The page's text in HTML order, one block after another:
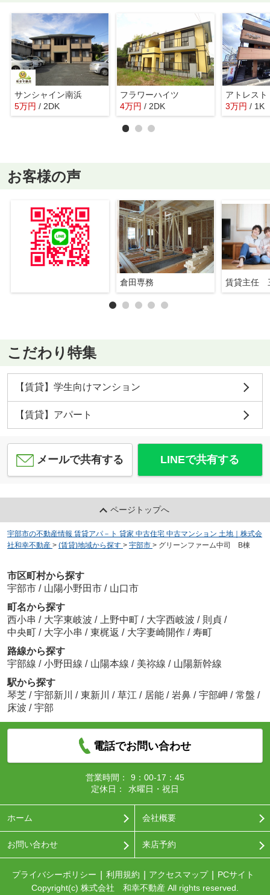
サンシャイン南浜
5万円 / 2DK
フラワーハイツ
4万円 / 2DK
アトレスト
3万円 / 1K
お客様の声
倉田専務 賃貸主任
こだわり特集
【賃貸】学生向けマンション
【賃貸】アパート
メールで共有する LINEで共有する
ページトップへ
宇部市の不動産情報 賃貸アパ－ト 貸家 中古住宅 中古マンション 土地｜株式会
社和幸不動産 > (賃貸)地域から探す > 宇部市 > グリーンファーム中司 B棟
市区町村から探す
宇部市 / 山陽小野田市 / 山口市
町名から探す
西小串 / 大字東岐波 / 上野中町 / 大字西岐波 / 則貞 /
中央町 / 大字小串 / 東梶返 / 大字妻崎開作 / 寿町
路線から探す
宇部線 / 小野田線 / 山陽本線 / 美祢線 / 山陽新幹線
駅から探す
琴芝 / 宇部新川 / 東新川 / 草江 / 居能 / 岩鼻 / 宇部岬 / 常盤 /
床波 / 宇部
電話でお問い合わせ
営業時間：
9：00-17：45
定休日：
水曜日・祝日
ホーム 会社概要
お問い合わせ 来店予約
プライバシーポリシー 利用規約 アクセスマップ
PCサイト
Copyright(c) 株式会社 和幸不動産 All rights reserved.